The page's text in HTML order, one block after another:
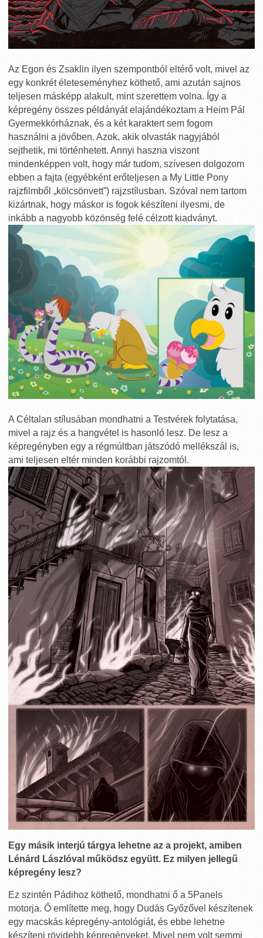
Az Egon és Zsaklin ilyen szempontból eltérő volt, mivel az
egy konkrét életeseményhez köthető, ami azután sajnos
teljesen másképp alakult, mint szerettem volna. Így a
képregény összes példányát elajándékoztam a Heim Pál
Gyermekkórháznak, és a két karaktert sem fogom
használni a jövőben. Azok, akik olvasták nagyjából
sejthetik, mi történhetett. Annyi haszna viszont
mindenképpen volt, hogy már tudom, szívesen dolgozom
ebben a fajta (egyébként erőteljesen a My Little Pony
rajzfilmből „kölcsönvett”) rajzstílusban. Szóval nem tartom
kizártnak, hogy máskor is fogok készíteni ilyesmi, de
inkább a nagyobb közönség felé célzott kiadványt.
A Céltalan stílusában mondhatni a Testvérek folytatása,
mivel a rajz és a hangvétel is hasonló lesz. De lesz a
képregényben egy a régmúltban játszódó mellékszál is,
ami teljesen eltér minden korábbi rajzomtól.
Egy másik interjú tárgya lehetne az a projekt, amiben
Lénárd Lászlóval működsz együtt. Ez milyen jellegű
képregény lesz?
Ez szintén Pádihoz köthető, mondhatni ő a 5Panels
motorja. Ő említette meg, hogy Dudás Győzővel készítenek
egy macskás képregény-antológiát, és ebbe lehetne
készíteni rövidebb képregényeket. Mivel nem volt semmi